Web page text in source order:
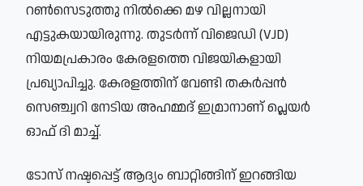
റൺസെടുത്തു നിൽക്കെ മഴ വില്ലനായി
എട്ടുകയായിരുന്നു. തുടർന്ന് വിജെഡി (VJD)
നിയമപ്രകാരം കേരളത്തെ വിജയികളായി
പ്രഖ്യാപിച്ചു. കേരളത്തിന് വേണ്ടി തകർപ്പൻ
സെഞ്ച്വറി നേടിയ അഹമ്മദ് ഇമ്രാനാണ് പ്ലെയർ
ഓഫ് ദി മാച്ച്.
ടോസ് നഷ്ടപ്പെട്ട് ആദ്യം ബാറ്റിങ്ങിന് ഇറങ്ങിയ